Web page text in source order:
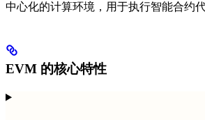
中心化的计算环境，用于执行智能合约代
EVM 的核心特性